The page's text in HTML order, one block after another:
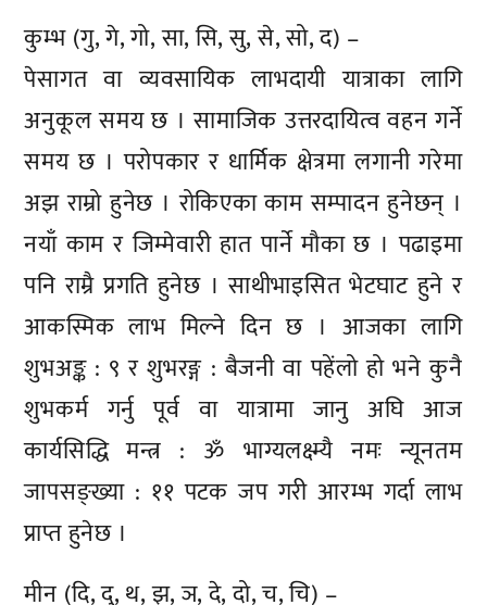
कुम्भ (गु, गे, गो, सा, सि, सु, से, सो, द) –
पेसागत वा व्यवसायिक लाभदायी यात्राका लागि
अनुकूल समय छ । सामाजिक उत्तरदायित्व वहन गर्ने
समय छ । परोपकार र धार्मिक क्षेत्रमा लगानी गरेमा
अझ राम्रो हुनेछ । रोकिएका काम सम्पादन हुनेछन् ।
नयाँ काम र जिम्मेवारी हात पार्ने मौका छ । पढाइमा
पनि राम्रै प्रगति हुनेछ । साथीभाइसित भेटघाट हुने र
आकस्मिक लाभ मिल्ने दिन छ । आजका लागि
शुभअङ्क : ९ र शुभरङ्ग : बैजनी वा पहेंलो हो भने कुनै
शुभकर्म गर्नु पूर्व वा यात्रामा जानु अघि आज
कार्यसिद्धि मन्त्र : ॐ भाग्यलक्ष्म्यै नमः न्यूनतम
जापसङ्ख्या : ११ पटक जप गरी आरम्भ गर्दा लाभ
प्राप्त हुनेछ ।
मीन (दि, दु, थ, झ, ञ, दे, दो, च, चि) –